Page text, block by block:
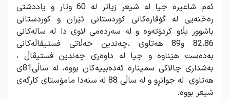
ئەم شاعیرە جیا لە شیعر زیاتر لە 60 وتار و یاددشتی
رەخنەیی لە گۆڤارەکانی کوردستانی ئێران و کوردستانی
باشوور بڵاو کردۆتەوە و لە سەردەمی لاوی دا لە سالەکانی
82،86 و89 هەتاوی ،چەندین خەڵاتی فستیڤاڵەکانی
بەدەست هێناوە و جیا لە داوەری چەندین فستیڤاڵ ،
بەشداری چالاکی سمینارە ئەدەبییەکان بووە، لە ساڵی81ی
هەتاوی لە جوانڕو و لە ساڵی 88 لە سنەدا مامۆستای کارگەی
شیعر بووە.